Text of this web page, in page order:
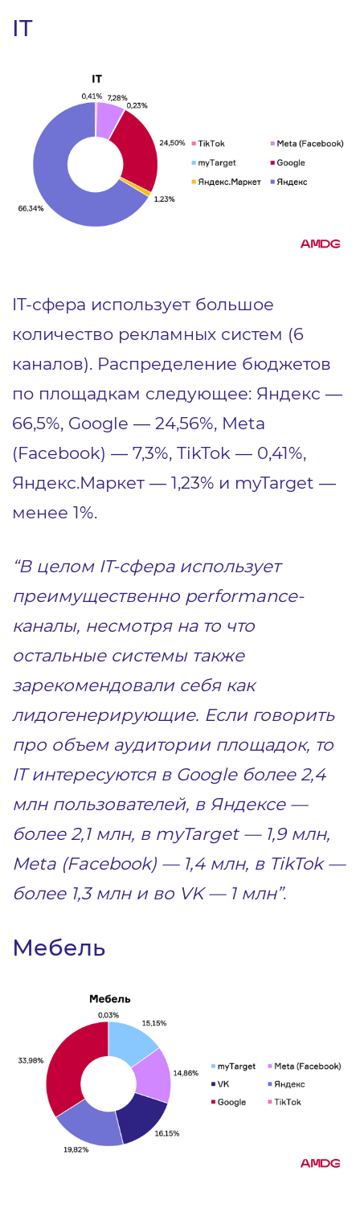
IT
IT-сфера использует большое
количество рекламных систем (6
каналов). Распределение бюджетов
по площадкам следующее: Яндекс —
66,5%, Google — 24,56%, Meta
(Facebook) — 7,3%, TikTok — 0,41%,
Яндекс.Маркет — 1,23% и myTarget —
менее 1%.
“В целом IT-сфера использует
преимущественно performance-
каналы, несмотря на то что
остальные системы также
зарекомендовали себя как
лидогенерирующие. Если говорить
про объем аудитории площадок, то
IT интересуются в Google более 2,4
млн пользователей, в Яндексе —
более 2,1 млн, в myTarget — 1,9 млн,
Meta (Facebook) — 1,4 млн, в TikTok —
более 1,3 млн и во VK — 1 млн”.
Мебель